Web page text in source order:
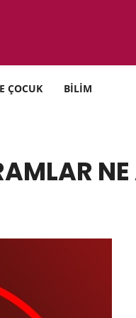
ÇOCUK BİLİM